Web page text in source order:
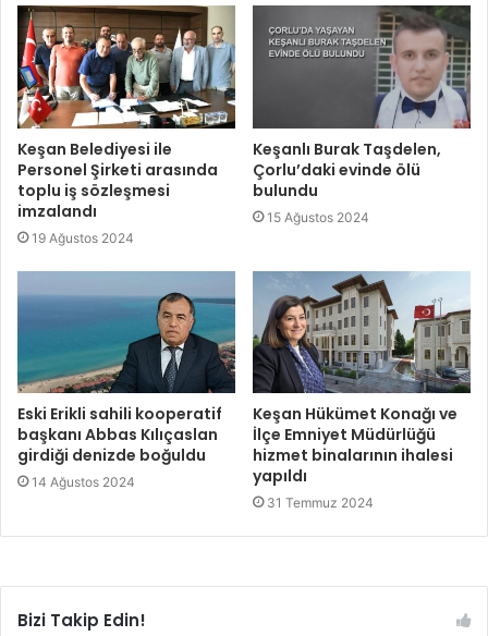
Keşan Belediyesi ile
Personel Şirketi arasında
toplu iş sözleşmesi
imzalandı
19 Ağustos 2024
Keşanlı Burak Taşdelen,
Çorlu’daki evinde ölü
bulundu
15 Ağustos 2024
Eski Erikli sahili kooperatif
başkanı Abbas Kılıçaslan
girdiği denizde boğuldu
14 Ağustos 2024
Keşan Hükümet Konağı ve
İlçe Emniyet Müdürlüğü
hizmet binalarının ihalesi
yapıldı
31 Temmuz 2024
Bizi Takip Edin!